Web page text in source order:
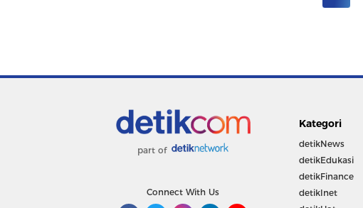
part of
Connect With Us
Kategori
detikNews
detikEdukasi
detikFinance
detikInet